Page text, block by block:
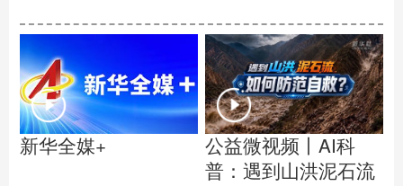
新华全媒+
公益微视频丨AI科
普：遇到山洪泥石流